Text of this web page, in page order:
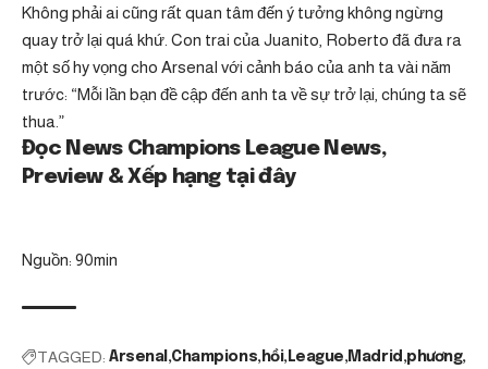
Không phải ai cũng rất quan tâm đến ý tưởng không ngừng
quay trở lại quá khứ. Con trai của Juanito, Roberto đã đưa ra
một số hy vọng cho Arsenal với cảnh báo của anh ta vài năm
trước: “Mỗi lần bạn đề cập đến anh ta về sự trở lại, chúng ta sẽ
thua.”
Đọc News Champions League News,
Preview & Xếp hạng tại đây
Nguồn: 90min
TAGGED: Arsenal Champions hồi League Madrid phương